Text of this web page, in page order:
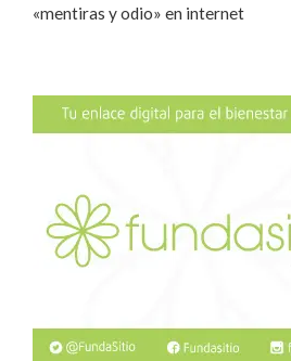
«mentiras y odio» en internet